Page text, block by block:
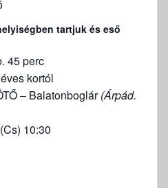
tartjuk és eső
45 perc
kortól
– Balatonboglár(Árpád.
10:30